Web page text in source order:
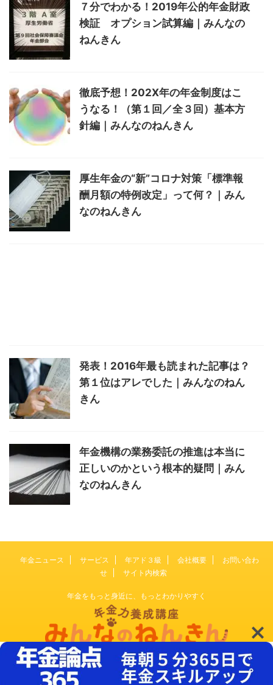
７分でわかる！2019年公的年金財政
検証 オプション試算編｜みんなの
ねんきん
徹底予想！202X年の年金制度はこ
うなる！（第１回／全３回）基本方
針編｜みんなのねんきん
厚生年金の“新”コロナ対策「標準報
酬月額の特例改定」って何？｜みん
なのねんきん
発表！2016年最も読まれた記事は？
第１位はアレでした｜みんなのねん
きん
年金機構の業務委託の推進は本当に
正しいのかという根本的疑問｜みん
なのねんきん
年金ニュース サービス 年アド３級 会社概要
お問い合わ
せ
サイト内検索
年金をもっと身近に、もっとわかりやすく
© 2026 みんなのねんきん